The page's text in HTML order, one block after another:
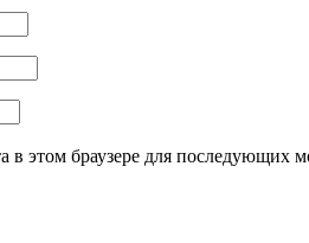
в этом браузере для последующих